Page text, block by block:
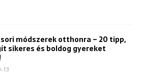
módszerek otthonra – 20 tipp,
sikeres és boldog gyereket
13